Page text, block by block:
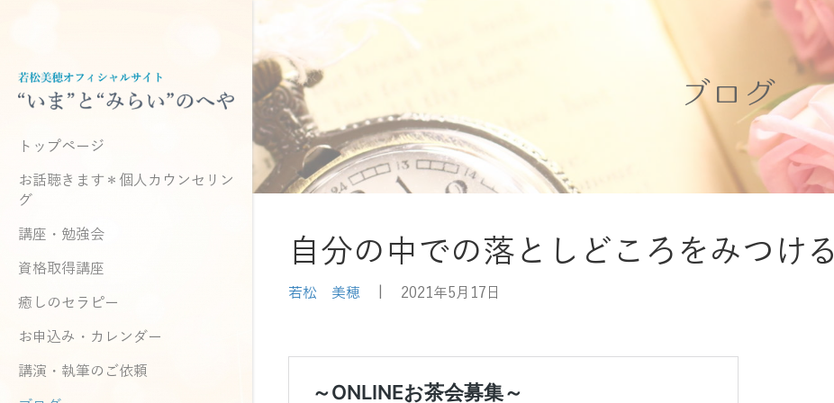
トップページ
お話聴きます＊個人カウンセリン
グ
講座・勉強会
資格取得講座
癒しのセラピー
お申込み・カレンダー
講演・執筆のご依頼
ブログ
自分の中での落としどころをみつける
若松 美穂 2021年5月17日